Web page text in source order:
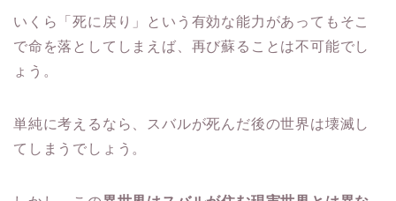
いくら「死に戻り」という有効な能力があってもそこ
で命を落としてしまえば、再び蘇ることは不可能でし
ょう。
単純に考えるなら、スバルが死んだ後の世界は壊滅し
てしまうでしょう。